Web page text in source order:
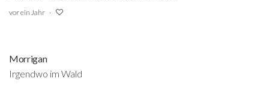
vor ein Jahr
Morrigan
Irgendwo im Wald